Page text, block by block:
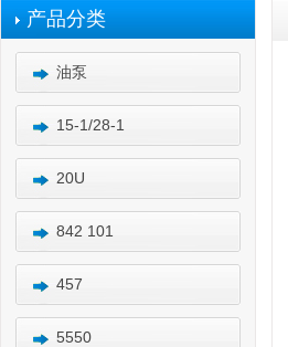
产品分类
油泵
15-1/28-1
20U
842 101
457
5550